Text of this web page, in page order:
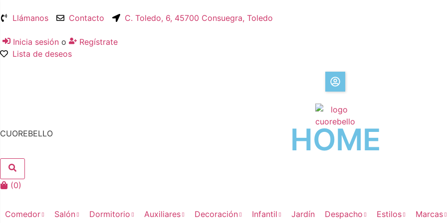
Llámanos Contacto C. Toledo, 6, 45700 Consuegra, Toledo
Inicia sesión o
Regístrate
Lista de deseos
HOME
CUOREBELLO
(0)
Comedor Salón Dormitorio Auxiliares Decoración Infantil Jardín Despacho Estilos Marcas